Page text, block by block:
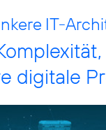
IT-
digitale